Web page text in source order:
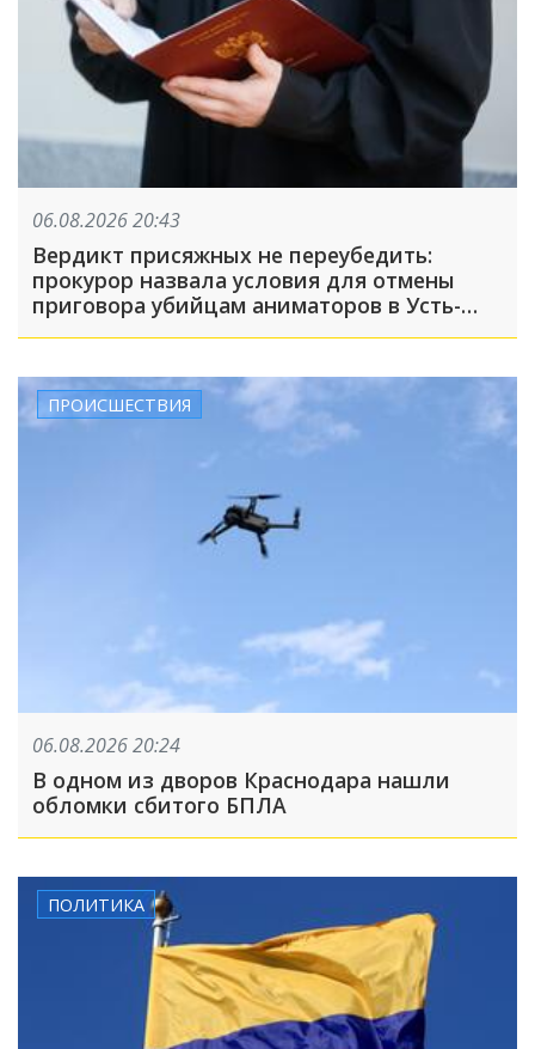
06.08.2026 20:43
Вердикт присяжных не переубедить:
прокурор назвала условия для отмены
приговора убийцам аниматоров в Усть-
ПРОИСШЕСТВИЯ
06.08.2026 20:24
В одном из дворов Краснодара нашли
обломки сбитого БПЛА
ПОЛИТИКА